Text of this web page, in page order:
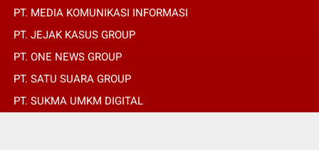
PT. MEDIA KOMUNIKASI INFORMASI
PT. JEJAK KASUS GROUP
PT. ONE NEWS GROUP
PT. SATU SUARA GROUP
PT. SUKMA UMKM DIGITAL